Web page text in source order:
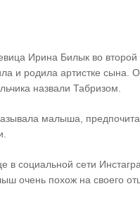
Ирина Билык во второй
и родила артистке сына.
назвали Табризом.
малыша,
в социальной сети
очень похож на своего